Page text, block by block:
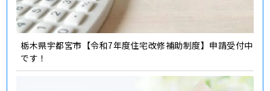
栃木県宇都宮市【令和7年度住宅改修補助制度】申請受付中
です！